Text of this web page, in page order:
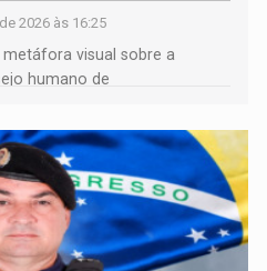
2026 às 16:25
visual sobre a
humano de